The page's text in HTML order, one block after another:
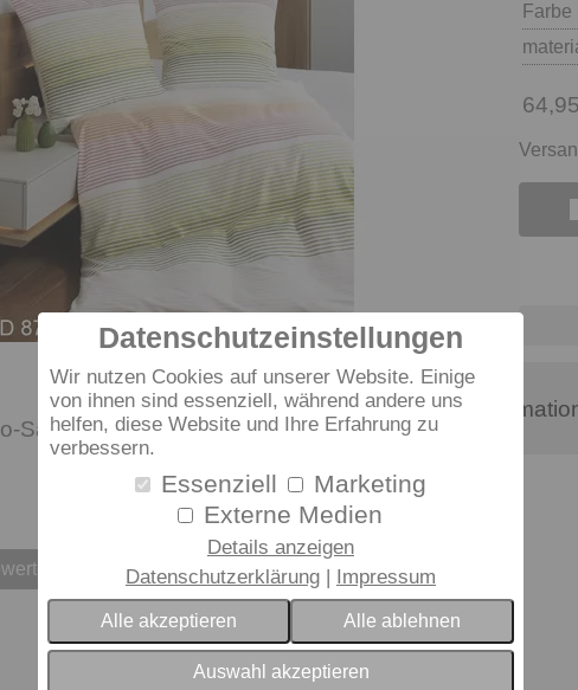
Datenschutzeinstellungen
Wir nutzen Cookies auf unserer Website. Einige
von ihnen sind essenziell, während andere uns
helfen, diese Website und Ihre Erfahrung zu
verbessern.
Essenziell
Marketing
Externe Medien
Details anzeigen
Datenschutzerklärung
Impressum
Alle akzeptieren Alle ablehnen
Auswahl akzeptieren
Farbe
Satin
Material-